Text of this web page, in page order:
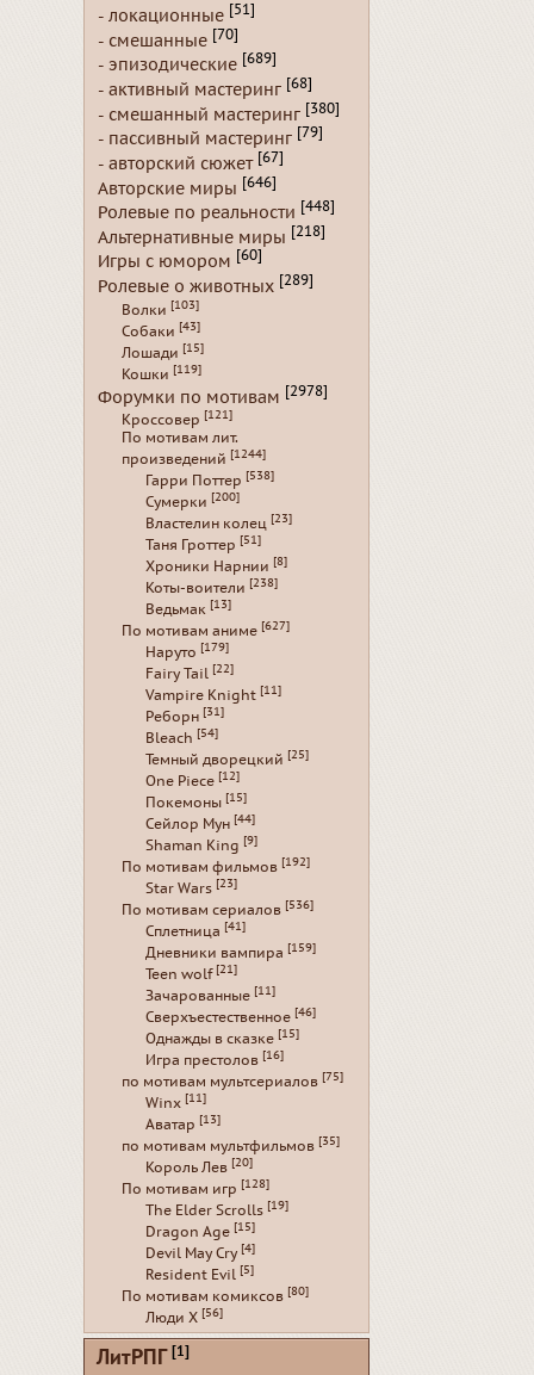
- локационные [51]
- смешанные [70]
- эпизодические [689]
- активный мастеринг [68]
- смешанный мастеринг [380]
- пассивный мастеринг [79]
- авторский сюжет [67]
Авторские миры [646]
Ролевые по реальности [448]
Альтернативные миры [218]
Игры с юмором [60]
Ролевые о животных [289]
Волки [103]
Собаки [43]
Лошади [15]
Кошки [119]
Форумки по мотивам [2978]
Кроссовер [121]
По мотивам лит.
произведений [1244]
Гарри Поттер [538]
Сумерки [200]
Властелин колец [23]
Таня Гроттер [51]
Хроники Нарнии [8]
Коты-воители [238]
Ведьмак [13]
По мотивам аниме [627]
Наруто [179]
Fairy Tail [22]
Vampire Knight [11]
Реборн [31]
Bleach [54]
Темный дворецкий [25]
One Piece [12]
Покемоны [15]
Сейлор Мун [44]
Shaman King [9]
По мотивам фильмов [192]
Star Wars [23]
По мотивам сериалов [536]
Сплетница [41]
Дневники вампира [159]
Teen wolf [21]
Зачарованные [11]
Сверхъестественное [46]
Однажды в сказке [15]
Игра престолов [16]
по мотивам мультсериалов [75]
Winx [11]
Аватар [13]
по мотивам мультфильмов [35]
Король Лев [20]
По мотивам игр [128]
The Elder Scrolls [19]
Dragon Age [15]
Devil May Cry [4]
Resident Evil [5]
По мотивам комиксов [80]
Люди Х [56]
ЛитРПГ [1]